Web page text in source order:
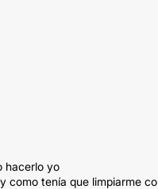
hacerlo yo
como tenía que limpiarme